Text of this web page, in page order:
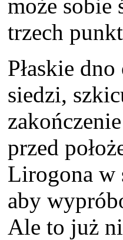
może sobie
trzech
Płaskie
siedzi,
przed
Lirogona w
aby
Ale to już